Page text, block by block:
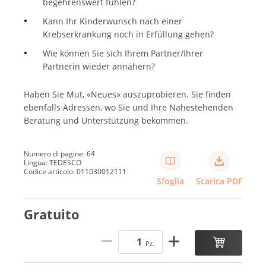
Kann Ihr Kinderwunsch nach einer
Krebserkrankung noch in Erfüllung gehen?
Wie können Sie sich Ihrem Partner/Ihrer
Partnerin wieder annähern?
Haben Sie Mut, «Neues» auszuprobieren. Sie finden
ebenfalls Adressen, wo Sie und Ihre Nahestehenden
Beratung und Unterstützung bekommen.
Numero di pagine: 64
Lingua: TEDESCO
Codice articolo: 011030012111
Sfoglia Scarica PDF
Gratuito
Pz.